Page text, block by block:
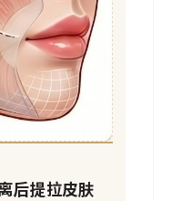
后提拉皮肤